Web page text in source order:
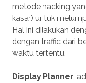
metode hacking
kasar) untuk
Hal ini dilakukan
dengan traffic dari
waktu tertentu.
Display Planner,